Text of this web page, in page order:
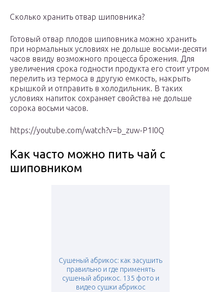
Сколько хранить отвар шиповника?
Готовый отвар плодов шиповника можно хранить
при нормальных условиях не дольше восьми-десяти
часов ввиду возможного процесса брожения. Для
увеличения срока годности продукта его стоит утром
перелить из термоса в другую емкость, накрыть
крышкой и отправить в холодильник. В таких
условиях напиток сохраняет свойства не дольше
сорока восьми часов.
https://youtube.com/watch?v=b_zuw-P1I0Q
Как часто можно пить чай с
шиповником
Сушеный абрикос: как засушить
правильно и где применять
сушеный абрикос. 135 фото и
видео сушки абрикос